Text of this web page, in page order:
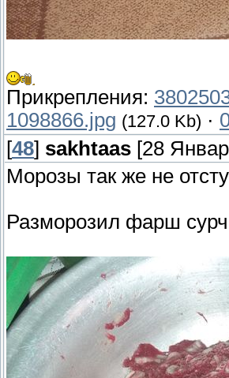
Прикрепления:
1098866.jpg (127.0 Kb) ·
[48] sakhtaas [28
Морозы так же не
Разморозил фарш